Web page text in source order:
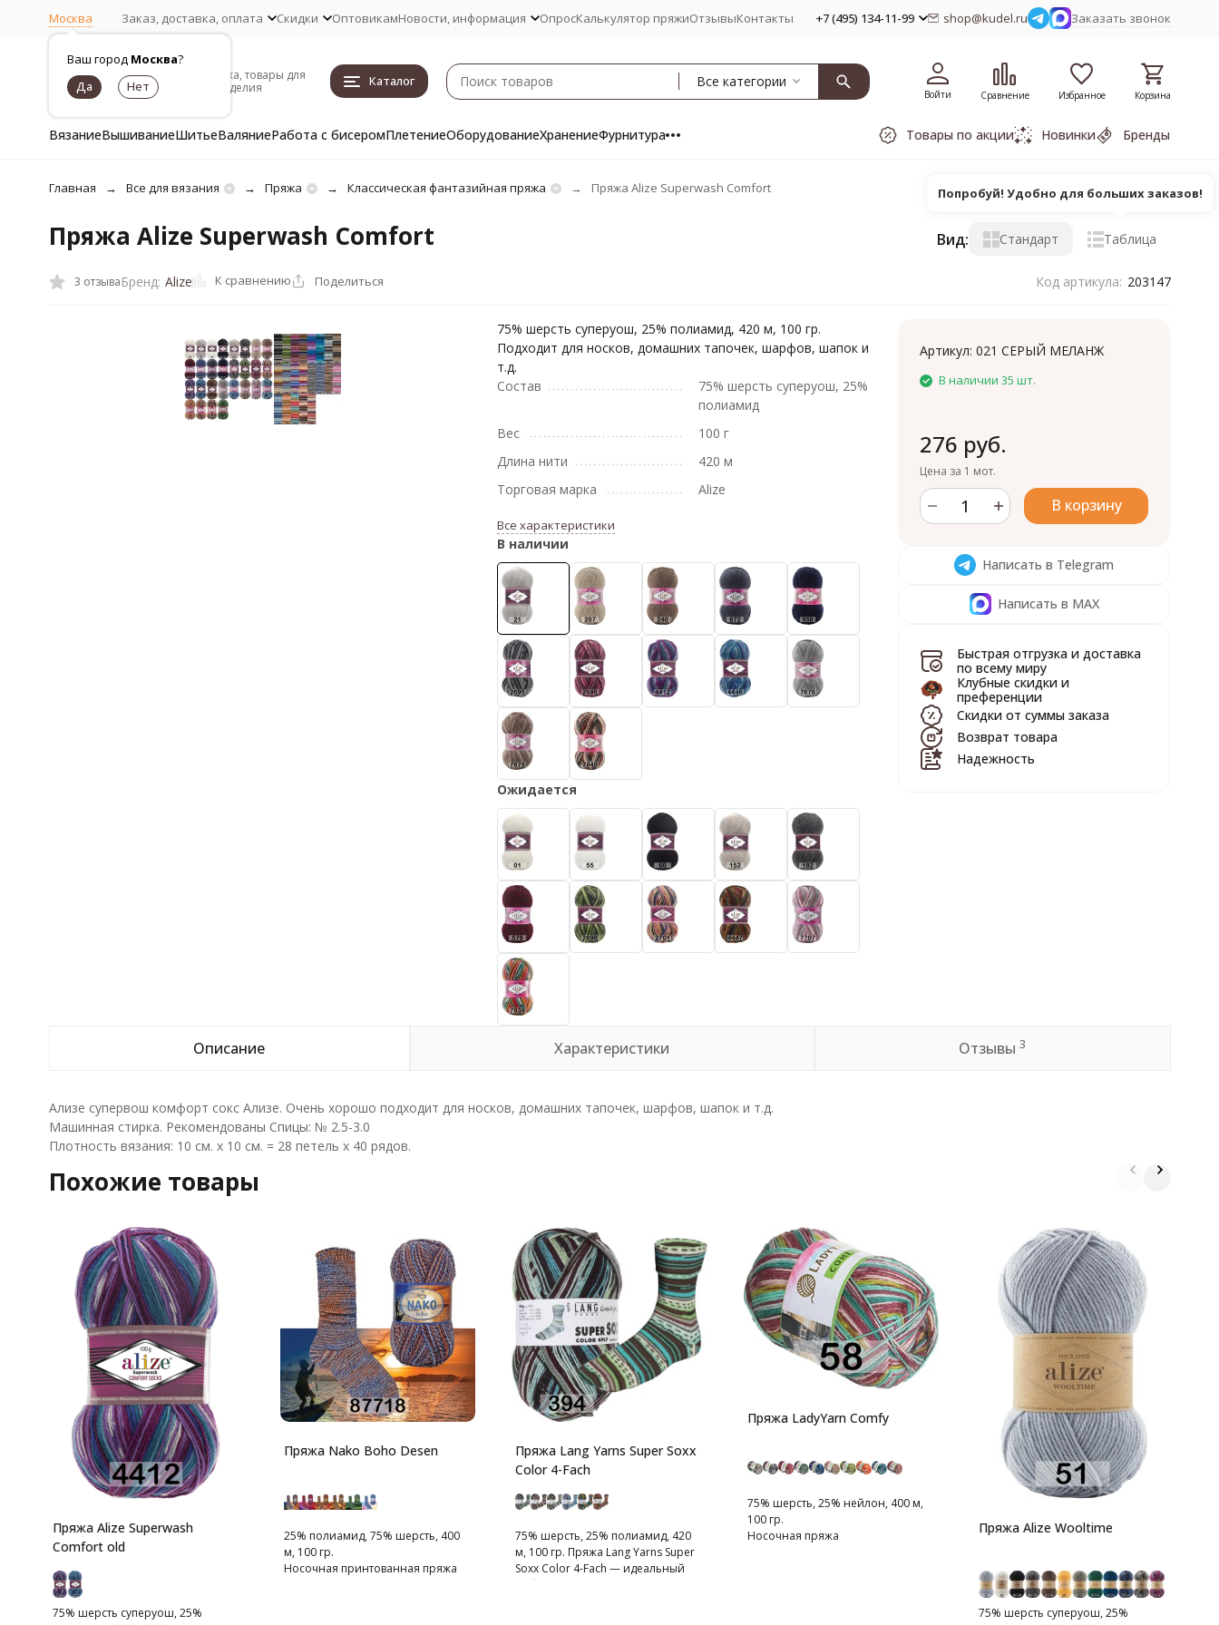
Москва
Ваш город Москва?
Заказ, доставка, оплата Скидки ОптовикамНовости, информация ОпросКалькулятор пряжиОтзывыКонтакты +7 (495) 134-11-99 shop@kudel.ru Заказать звонок
Пряжа, товары для
рукоделия
Каталог Все категории
Войти Сравнение Избранное Корзина
ВязаниеВышиваниеШитьеВаляниеРабота с бисеромПлетениеОборудованиеХранениеФурнитура Товары по акции Новинки Бренды
Главная Все для вязания Пряжа Классическая фантазийная пряжа Пряжа Alize Superwash Comfort
Пряжа Alize Superwash Comfort Вид: Стандарт Таблица
3 отзываБренд: Alize К сравнению Поделиться Код артикула: 203147
75% шерсть суперуош, 25% полиамид, 420 м, 100 гр.
Подходит для носков, домашних тапочек, шарфов, шапок и
т.д.
Состав
75% шерсть суперуош, 25%
полиамид
Вес
100 г
Длина нити
420 м
Торговая марка
Alize
Все характеристики
В наличии
Ожидается
Артикул:021 СЕРЫЙ МЕЛАНЖ
В наличии 35 шт.
276 руб.
Цена за 1 мот.
В корзину
Написать в Telegram
Написать в MAX
Быстрая отгрузка и доставка
по всему миру
Клубные скидки и
преференции
Скидки от суммы заказа
Возврат товара
Надежность
Описание Характеристики Отзывы 3
Ализе супервош комфорт сокс Ализе. Очень хорошо подходит для носков, домашних тапочек, шарфов, шапок и т.д.
Машинная стирка. Рекомендованы Спицы: № 2.5-3.0
Плотность вязания: 10 см. х 10 см. = 28 петель х 40 рядов.
Похожие товары
Пряжа Alize Superwash
Comfort old
75% шерсть суперуош, 25%
Пряжа Nako Boho Desen
25% полиамид, 75% шерсть, 400
м, 100 гр.
Носочная принтованная пряжа
Пряжа Lang Yarns Super Soxx
Color 4-Fach
75% шерсть, 25% полиамид, 420
м, 100 гр. Пряжа Lang Yarns Super
Soxx Color 4-Fach — идеальный
выбор для вязания носков и
Пряжа LadyYarn Comfy
75% шерсть, 25% нейлон, 400 м,
100 гр.
Носочная пряжа
Пряжа Alize Wooltime
75% шерсть суперуош, 25%
Попробуй! Удобно для больших заказов!